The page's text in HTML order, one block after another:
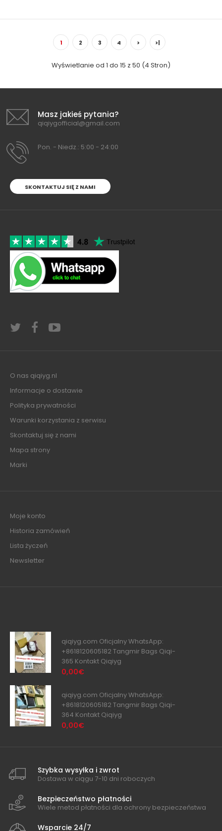
1 2 3 4 > >|
Wyświetlanie od 1 do 15 z 50 (4 Stron)
Masz jakieś pytania?
qiqiygofficial@gmail.com
Pon. - Niedz.: 5:00 - 24:00
SKONTAKTUJ SIĘ Z NAMI
O nas qiqiyg.nl
Informacje o dostawie
Polityka prywatności
Warunki korzystania z serwisu
Skontaktuj się z nami
Mapa strony
Marki
Moje konto
Historia zamówień
Lista życzeń
Newsletter
qiqiyg.com Oficjalny WhatsApp:
+8618120605182 Tangmir Bags Qiqi-
365 Kontakt Qiqiyg
0,00€
qiqiyg.com Oficjalny WhatsApp:
+8618120605182 Tangmir Bags Qiqi-
364 Kontakt Qiqiyg
0,00€
Szybka wysyłka i zwrot
Dostawa w ciągu 7-10 dni roboczych
Bezpieczeństwo płatności
Wiele metod płatności dla ochrony bezpieczeństwa
Wsparcie 24/7